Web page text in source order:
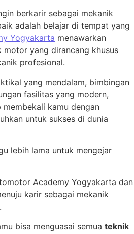
berkarir sebagai mekanik
adalah belajar di tempat yang
Yogyakarta menawarkan
motor yang dirancang khusus
profesional.
yang mendalam, bimbingan
fasilitas yang modern,
kamu dengan
untuk sukses di dunia
lebih lama untuk mengejar
Academy Yogyakarta dan
karir sebagai mekanik
bisa menguasai semua teknik